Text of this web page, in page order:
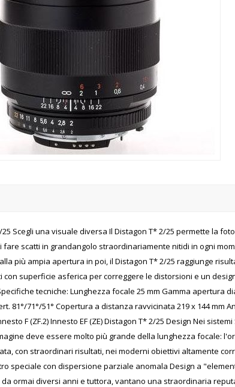
Scegli una visuale diversa Il Distagon T* 2/25 permette la
scatti in grandangolo straordinariamente nitidi in ogni
più ampia apertura in poi, il Distagon T* 2/25 raggiunge
con superficie asferica per correggere le distorsioni e un
tecniche: Lunghezza focale 25 mm Gamma apertura
81°/71°/51° Copertura a distanza ravvicinata 219 x 144 mm
F (ZF.2) Innesto EF (ZE) Distagon T* 2/25 Design Nei
deve essere molto più grande della lunghezza focale:
con straordinari risultati, nei moderni obiettivi altamente
speciale con dispersione parziale anomala Design a
da ormai diversi anni e tuttora, vantano una straordinaria